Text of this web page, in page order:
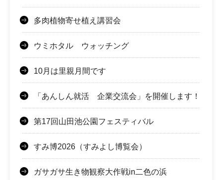
多肉植物寄せ植え講習会
ウミホタル ウォッチング
10月は里親月間です
「あんしん就活 企業交流会」を開催します！
第17回山田池公園フェスティバル
すみ博2026（すみよし博覧会）
ガサガサ生き物観察大作戦in二色の浜